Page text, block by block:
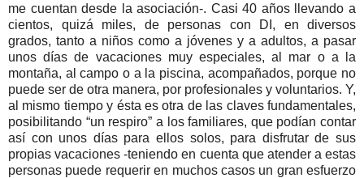
me cuentan desde la asociación-. Casi 40 años llevando a
cientos, quizá miles, de personas con DI, en diversos
grados, tanto a niños como a jóvenes y a adultos, a pasar
unos días de vacaciones muy especiales, al mar o a la
montaña, al campo o a la piscina, acompañados, porque no
puede ser de otra manera, por profesionales y voluntarios. Y,
al mismo tiempo y ésta es otra de las claves fundamentales,
posibilitando “un respiro” a los familiares, que podían contar
así con unos días para ellos solos, para disfrutar de sus
propias vacaciones -teniendo en cuenta que atender a estas
personas puede requerir en muchos casos un gran esfuerzo